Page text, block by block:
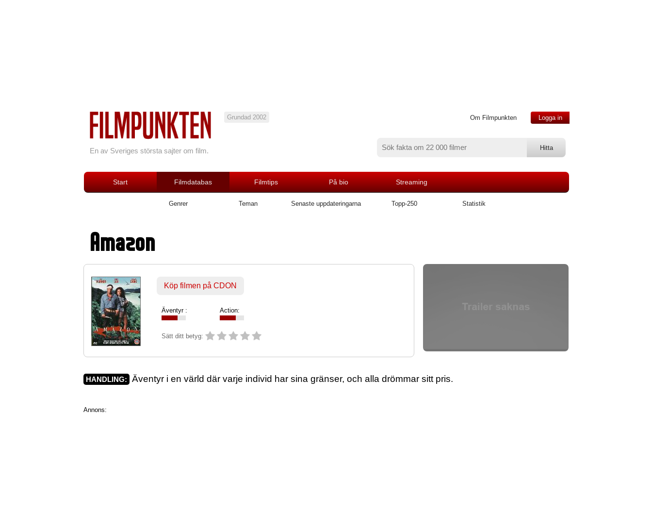
En av Sveriges största sajter om film.
Grundad 2002 Om Filmpunkten Logga in
Start Filmdatabas Filmtips På bio Streaming
Genrer Teman Senaste uppdateringarna Topp-250 Statistik
Amazon
Köp filmen på CDON
Äventyr : Action:
Sätt ditt betyg:
HANDLING: Äventyr i en värld där varje individ har sina gränser, och alla drömmar sitt pris.
Annons: